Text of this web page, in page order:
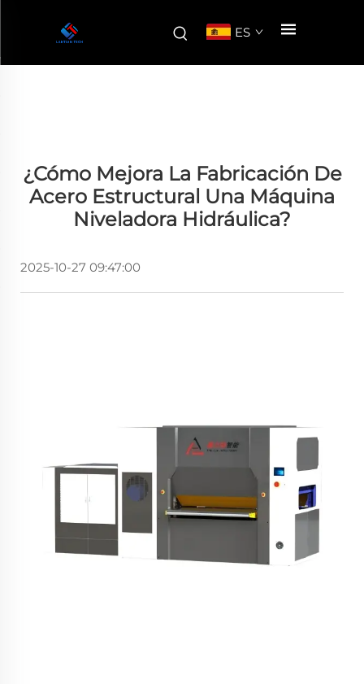
ES
¿Cómo Mejora La Fabricación De
Acero Estructural Una Máquina
Niveladora Hidráulica?
2025-10-27 09:47:00